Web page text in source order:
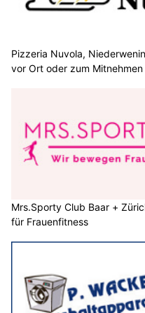
Pizzeria Nuvola,
vor Ort oder zum Mitnehmen
Mrs.Sporty Club Baar +
für Frauenfitness